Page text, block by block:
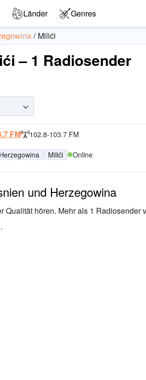
Länder Genres
Milići
– 1 Radiosender
FM 102.8-103.7 FM
Milići Online
und Herzegowina
hören. Mehr als 1 Radiosender
.